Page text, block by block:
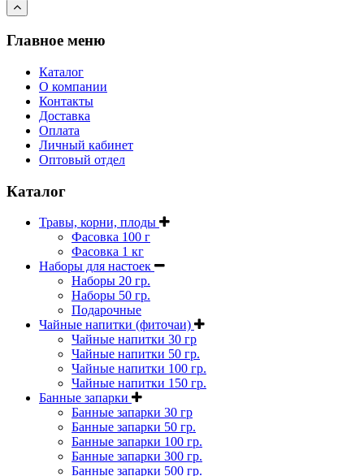
Главное меню
Каталог
О компании
Контакты
Доставка
Оплата
Личный кабинет
Оптовый отдел
Каталог
Травы, корни, плоды
Фасовка 100 г
Фасовка 1 кг
Наборы для настоек
Наборы 20 гр.
Наборы 50 гр.
Подарочные
Чайные напитки (фиточаи)
Чайные напитки 30 гр
Чайные напитки 50 гр.
Чайные напитки 100 гр.
Чайные напитки 150 гр.
Банные запарки
Банные запарки 30 гр
Банные запарки 50 гр.
Банные запарки 100 гр.
Банные запарки 300 гр.
Банные запарки 500 гр.